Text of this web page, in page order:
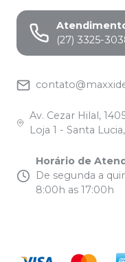
(27) 3325-
Av. Cezar Hilal,
Loja 1 - Santa
Horário de
De segunda a
8:00h as 17:00h